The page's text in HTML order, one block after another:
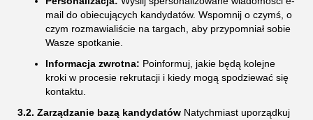
mail do obiecujących kandydatów. Wspomnij o czymś, o
czym rozmawialiście na targach, aby przypomniał sobie
Wasze spotkanie.
Informacja zwrotna: Poinformuj, jakie będą kolejne
kroki w procesie rekrutacji i kiedy mogą spodziewać się
kontaktu.
3.2. Zarządzanie bazą kandydatów Natychmiast uporządkuj